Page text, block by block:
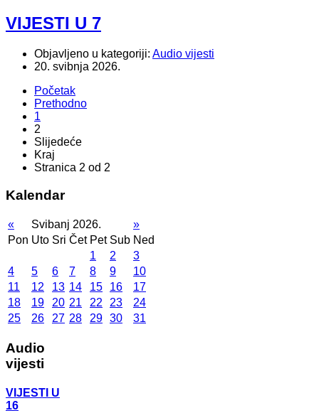
VIJESTI U 7
Objavljeno u kategoriji: Audio vijesti
20. svibnja 2026.
Početak
Prethodno
1
2
Slijedeće
Kraj
Stranica 2 od 2
Kalendar
« Svibanj 2026.
»
Pon Uto Sri Čet Pet Sub Ned
1
2
3
4
5 6 7 8 9
10
11
12 13 14 15 16
17
18
19 20 21 22 23
24
25
26 27 28 29 30 31
Audio
vijesti
VIJESTI U
16